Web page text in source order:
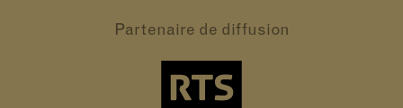
Partenaire de diffusion